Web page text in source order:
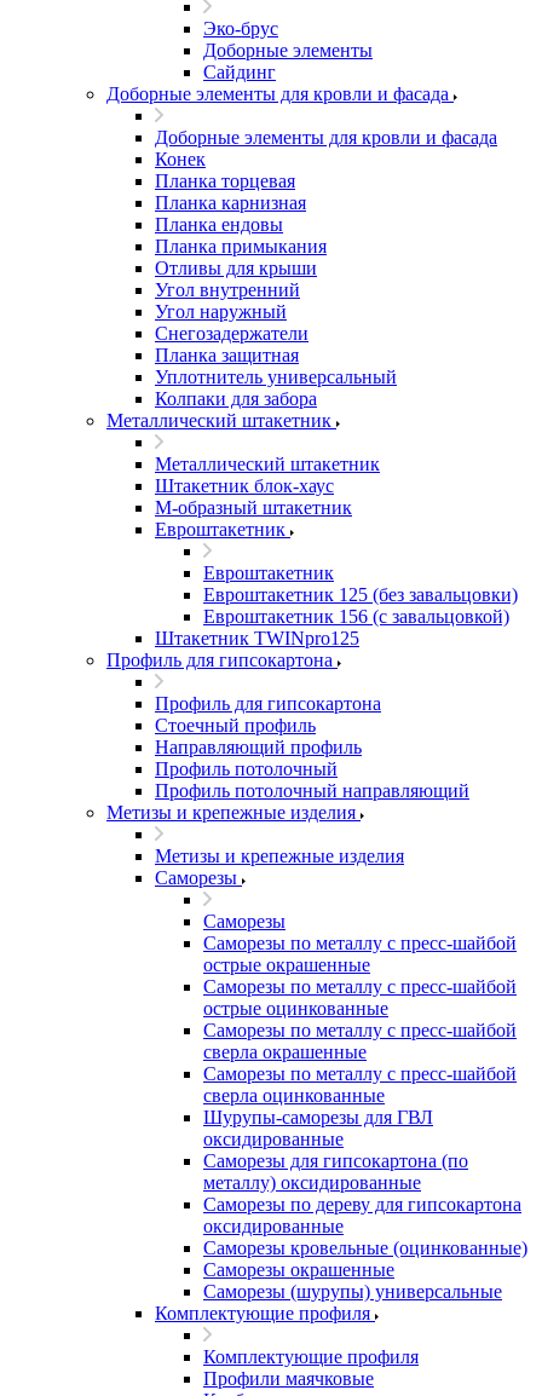
Эко-брус
Доборные элементы
Сайдинг
Доборные элементы для кровли и фасада
Доборные элементы для кровли и фасада
Конек
Планка торцевая
Планка карнизная
Планка ендовы
Планка примыкания
Отливы для крыши
Угол внутренний
Угол наружный
Снегозадержатели
Планка защитная
Уплотнитель универсальный
Колпаки для забора
Металлический штакетник
Металлический штакетник
Штакетник блок-хаус
М-образный штакетник
Евроштакетник
Евроштакетник
Евроштакетник 125 (без завальцовки)
Евроштакетник 156 (с завальцовкой)
Штакетник TWINpro125
Профиль для гипсокартона
Профиль для гипсокартона
Стоечный профиль
Направляющий профиль
Профиль потолочный
Профиль потолочный направляющий
Метизы и крепежные изделия
Метизы и крепежные изделия
Саморезы
Саморезы
Саморезы по металлу с пресс-шайбой
острые окрашенные
Саморезы по металлу с пресс-шайбой
острые оцинкованные
Саморезы по металлу с пресс-шайбой
сверла окрашенные
Саморезы по металлу с пресс-шайбой
сверла оцинкованные
Шурупы-саморезы для ГВЛ
оксидированные
Саморезы для гипсокартона (по
металлу) оксидированные
Саморезы по дереву для гипсокартона
оксидированные
Саморезы кровельные (оцинкованные)
Саморезы окрашенные
Саморезы (шурупы) универсальные
Комплектующие профиля
Комплектующие профиля
Профили маячковые